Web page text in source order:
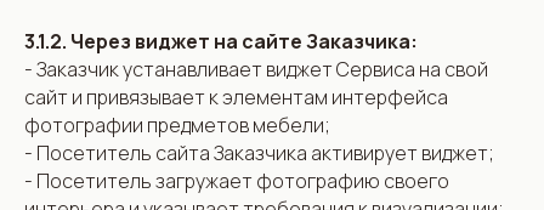
3.1.2. Через виджет на сайте Заказчика:
- Заказчик устанавливает виджет Сервиса на свой
сайт и привязывает к элементам интерфейса
фотографии предметов мебели;
- Посетитель сайта Заказчика активирует виджет;
- Посетитель загружает фотографию своего